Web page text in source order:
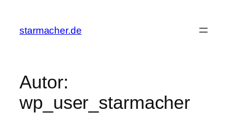
springen
starmacher.de
Autor:
wp_user_starmacher